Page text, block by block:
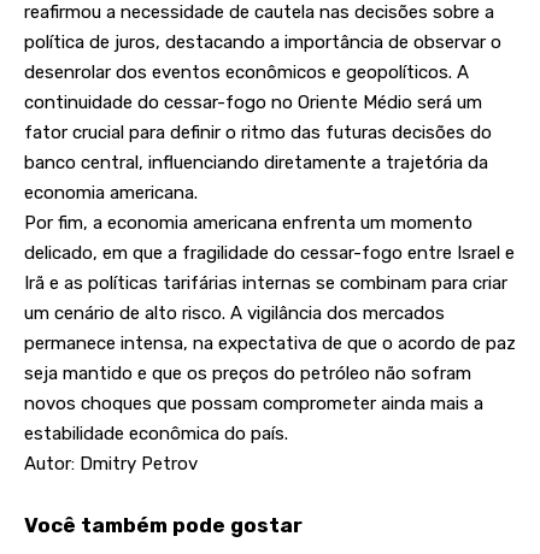
reafirmou a necessidade de cautela nas decisões sobre a
política de juros, destacando a importância de observar o
desenrolar dos eventos econômicos e geopolíticos. A
continuidade do cessar-fogo no Oriente Médio será um
fator crucial para definir o ritmo das futuras decisões do
banco central, influenciando diretamente a trajetória da
economia americana.
Por fim, a economia americana enfrenta um momento
delicado, em que a fragilidade do cessar-fogo entre Israel e
Irã e as políticas tarifárias internas se combinam para criar
um cenário de alto risco. A vigilância dos mercados
permanece intensa, na expectativa de que o acordo de paz
seja mantido e que os preços do petróleo não sofram
novos choques que possam comprometer ainda mais a
estabilidade econômica do país.
Autor: Dmitry Petrov
Você também pode gostar